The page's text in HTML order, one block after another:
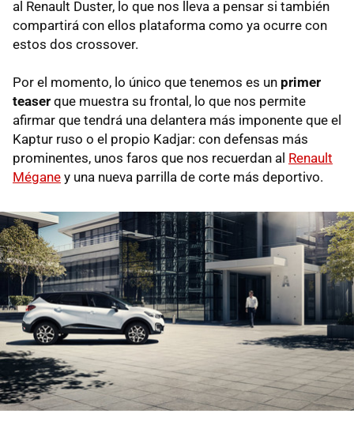
al Renault Duster, lo que nos lleva a pensar si también
compartirá con ellos plataforma como ya ocurre con
estos dos crossover.
Por el momento, lo único que tenemos es un primer
teaser que muestra su frontal, lo que nos permite
afirmar que tendrá una delantera más imponente que el
Kaptur ruso o el propio Kadjar: con defensas más
prominentes, unos faros que nos recuerdan al Renault
Mégane y una nueva parrilla de corte más deportivo.